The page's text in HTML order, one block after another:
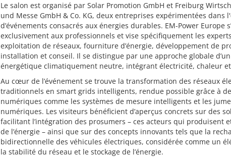
Le salon est organisé par Solar Promotion GmbH et Freiburg
und Messe GmbH & Co. KG, deux entreprises expérimentées dans
d’événements consacrés aux énergies durables. EM-Power Europe
exclusivement aux professionnels et vise spécifiquement les
exploitation de réseaux, fourniture d’énergie, développement de
installation et conseil. Il se distingue par une approche globale
énergétique climatiquement neutre, intégrant électricité, chaleur
Au cœur de l’événement se trouve la transformation des réseaux
traditionnels en smart grids intelligents, rendue possible grâce à
numériques comme les systèmes de mesure intelligents et les
numériques. Les visiteurs bénéficient d’aperçus concrets sur des
facilitant l’intégration des prosumers – ces acteurs qui produisent
de l’énergie – ainsi que sur des concepts innovants tels que la
bidirectionnelle des véhicules électriques, considérée comme un
la stabilité du réseau et le stockage de l’énergie.